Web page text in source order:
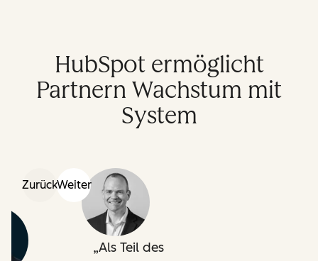
HubSpot ermöglicht
Partnern Wachstum mit
System
ZurückWeiter
Als Teil des